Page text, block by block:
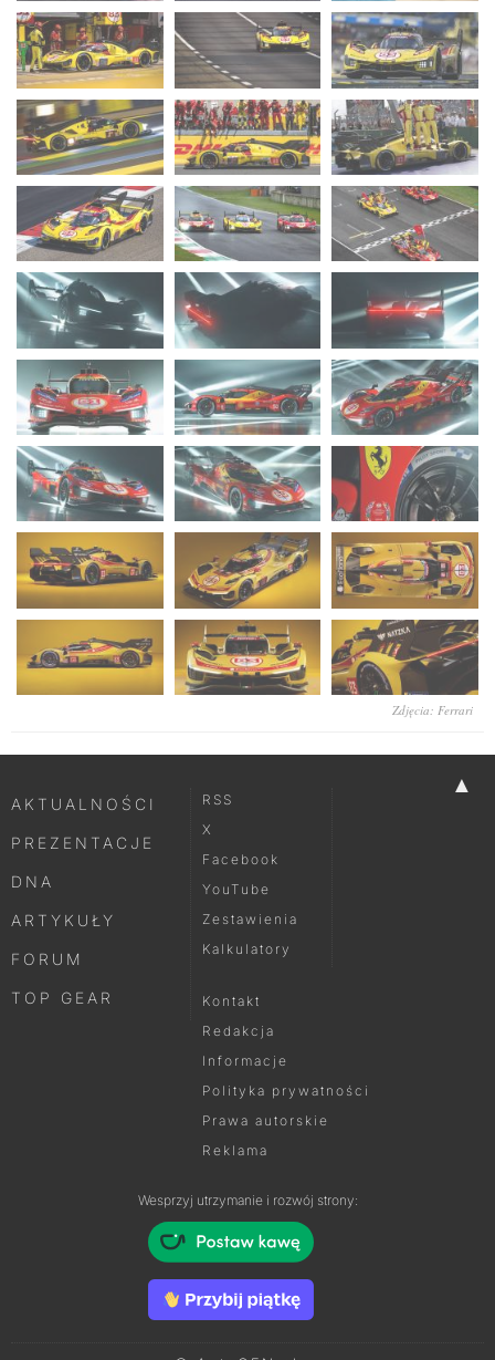
Zdjęcia: Ferrari
▲
AKTUALNOŚCI
PREZENTACJE
DNA
ARTYKUŁY
FORUM
TOP GEAR
RSS
X
Facebook
YouTube
Zestawienia
Kalkulatory
Kontakt
Redakcja
Informacje
Polityka prywatności
Prawa autorskie
Reklama
Wesprzyj utrzymanie i rozwój strony: